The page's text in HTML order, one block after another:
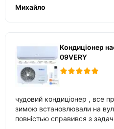
Михайло
Кондиціонер
09VERY
чудовий кондиціонер , все
зимою встановлювали на
повністью справився з